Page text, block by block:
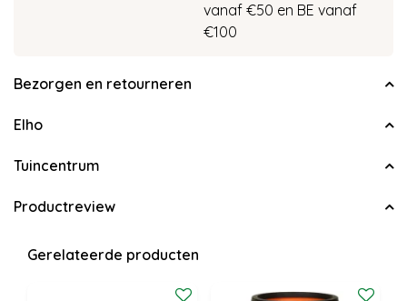
vanaf €50 en BE vanaf
€100
Bezorgen en retourneren
Elho
Tuincentrum
Productreview
Gerelateerde producten